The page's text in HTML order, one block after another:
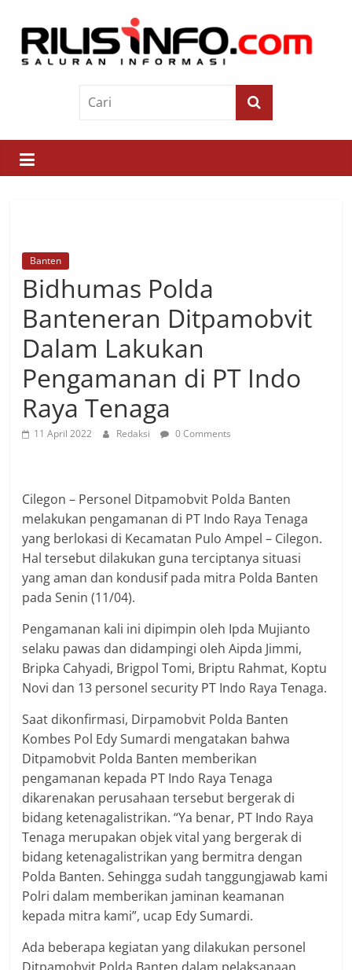
contentRilis
Saluran
Informasi
Banten
Bidhumas Polda
Banteneran Ditpamobvit
Dalam Lakukan
Pengamanan di PT Indo
Raya Tenaga
11 April 2022 Redaksi 0 Comments
Cilegon – Personel Ditpamobvit Polda Banten
melakukan pengamanan di PT Indo Raya Tenaga
yang berlokasi di Kecamatan Pulo Ampel – Cilegon.
Hal tersebut dilakukan guna terciptanya situasi
yang aman dan kondusif pada mitra Polda Banten
pada Senin (11/04).
Pengamanan kali ini dipimpin oleh Ipda Mujianto
selaku pawas dan didampingi oleh Aipda Jimmi,
Bripka Cahyadi, Brigpol Tomi, Briptu Rahmat, Koptu
Novi dan 13 personel security PT Indo Raya Tenaga.
Saat dikonfirmasi, Dirpamobvit Polda Banten
Kombes Pol Edy Sumardi mengatakan bahwa
Ditpamobvit Polda Banten memberikan
pengamanan kepada PT Indo Raya Tenaga
dikarenakan perusahaan tersebut bergerak di
bidang ketenagalistrikan. “Ya benar, PT Indo Raya
Tenaga merupakan objek vital yang bergerak di
bidang ketenagalistrikan yang bermitra dengan
Polda Banten. Sehingga sudah tanggungjawab kami
Polri dalam memberikan jaminan keamanan
kepada mitra kami”, ucap Edy Sumardi.
Ada beberapa kegiatan yang dilakukan personel